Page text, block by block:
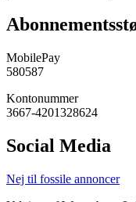
MobilePay
580587
Kontonummer
3667-4201328624
Social Media
Nej til fossile annoncer